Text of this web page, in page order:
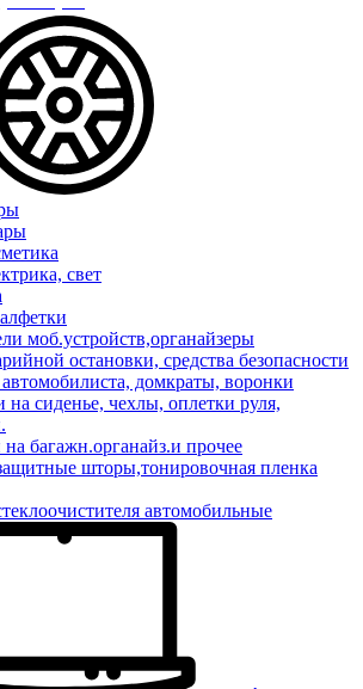
свет
моб.устройств,органайзеры
остановки, средства безопасности
домкраты, воронки
на сиденье, чехлы, оплетки руля,
багажн.органайз.и прочее
шторы,тонировочная пленка
автомобильные